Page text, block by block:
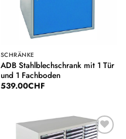
SCHRÄNKE
ADB Stahlblechschrank mit 1 Tür
und 1 Fachboden
539.00CHF